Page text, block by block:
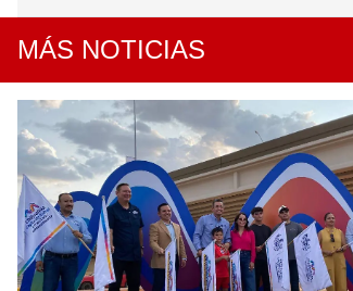
MÁS NOTICIAS